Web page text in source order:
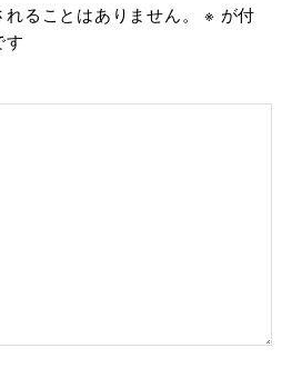
ることはありません。 ※ が付
す